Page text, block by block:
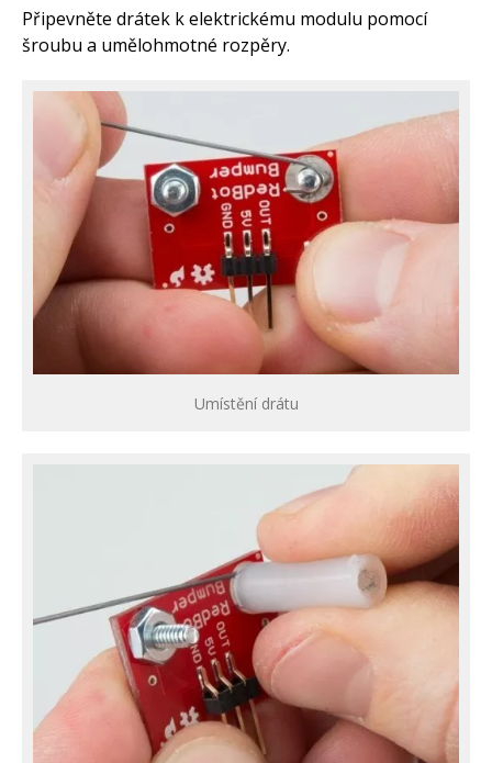
Připevněte drátek k elektrickému modulu pomocí
šroubu a umělohmotné rozpěry.
Umístění drátu